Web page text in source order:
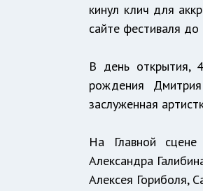
кинул клич для
сайте фестиваля
В день открытия,
рождения
заслуженная
На Главной сцене
Александра
Алексея Гориболя,